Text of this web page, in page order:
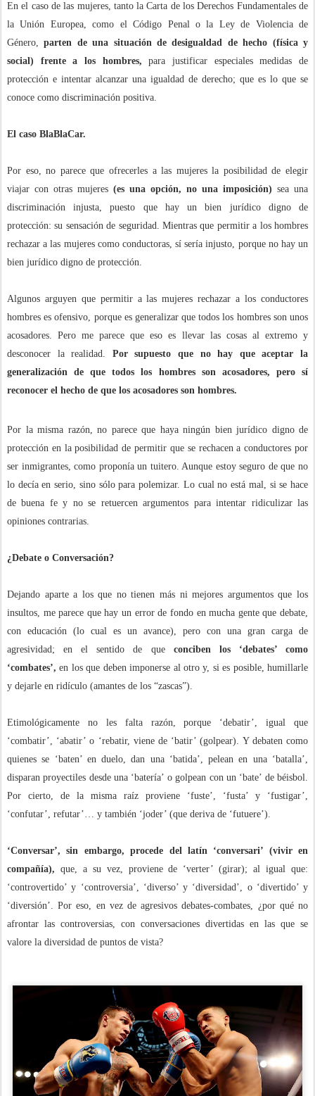
En el caso de las mujeres, tanto la Carta de los Derechos Fundamentales de
la Unión Europea, como el Código Penal o la Ley de Violencia de
Género,parten de una situación de desigualdad de hecho (física y
social) frente a los hombres, para justificar especiales medidas de
protección e intentar alcanzar una igualdad de derecho; que es lo que se
conoce como discriminación positiva.
El caso BlaBlaCar.
Por eso, no parece que ofrecerles a las mujeres la posibilidad de elegir
viajar con otras mujeres (es una opción, no una imposición) sea una
discriminación injusta, puesto que hay un bien jurídico digno de
protección: su sensación de seguridad. Mientras que permitir a los hombres
rechazar a las mujeres como conductoras, sí sería injusto, porque no hay un
bien jurídico digno de protección.
Algunos arguyen que permitir a las mujeres rechazar a los conductores
hombres es ofensivo, porque es generalizar que todos los hombres son unos
acosadores. Pero me parece que eso es llevar las cosas al extremo y
desconocer la realidad. Por supuesto que no hay que aceptar la
generalización de que todos los hombres son acosadores, pero sí
reconocer el hecho de que los acosadores son hombres.
Por la misma razón, no parece que haya ningún bien jurídico digno de
protección en la posibilidad de permitir que se rechacen a conductores por
ser inmigrantes, como proponía un tuitero. Aunque estoy seguro de que no
lo decía en serio, sino sólo para polemizar. Lo cual no está mal, si se hace
de buena fe y no se retuercen argumentos para intentar ridiculizar las
opiniones contrarias.
¿Debate o Conversación?
Dejando aparte a los que no tienen más ni mejores argumentos que los
insultos, me parece que hay un error de fondo en mucha gente que debate,
con educación (lo cual es un avance), pero con una gran carga de
agresividad; en el sentido de que conciben los ‘debates’ como
‘combates’,en los que deben imponerse al otro y, si es posible, humillarle
y dejarle en ridículo (amantes de los “zascas”).
Etimológicamente no les falta razón, porque ‘debatir’, igual que
‘combatir’, ‘abatir’ o ‘rebatir, viene de ‘batir’ (golpear). Y debaten como
quienes se ‘baten’ en duelo, dan una ‘batida’, pelean en una ‘batalla’,
disparan proyectiles desde una ‘batería’ o golpean con un ‘bate’ de béisbol.
Por cierto, de la misma raíz proviene ‘fuste’, ‘fusta’ y ‘fustigar’,
‘confutar’, refutar’… y también ‘joder’ (que deriva de ‘futuere’).
‘Conversar’, sin embargo, procede del latín ‘conversari’ (vivir en
compañía), que, a su vez, proviene de ‘verter’ (girar); al igual que:
‘controvertido’ y ‘controversia’, ‘diverso’ y ‘diversidad’, o ‘divertido’ y
‘diversión’. Por eso, en vez de agresivos debates-combates, ¿por qué no
afrontar las controversias, con conversaciones divertidas en las que se
valore la diversidad de puntos de vista?